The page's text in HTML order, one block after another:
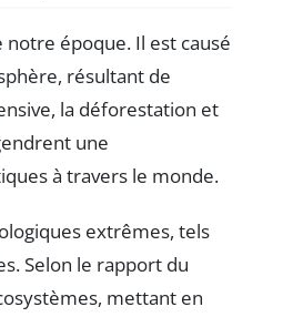
notre époque. Il est causé
résultant de
la déforestation et
une
à travers le monde.
extrêmes, tels
Selon le rapport du
mettant en